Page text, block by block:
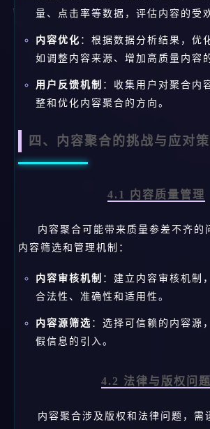
量、点击率等数据，评估内容的受
内容优化 ：根据数据分析结果，优
如调整内容来源、增加高质量内容
用户反馈机制 ：收集用户对聚合内
整和优化内容聚合的方向。
四、内容聚合的挑战与应对
4.1 内容质量管理
内容聚合可能带来质量参差不齐的
内容筛选和管理机制：
内容审核机制 ：建立内容审核机制
合法性、准确性和适用性。
内容源筛选 ：选择可信赖的内容源
假信息的引入。
4.2 法律与版权问题
内容聚合涉及版权和法律问题，需